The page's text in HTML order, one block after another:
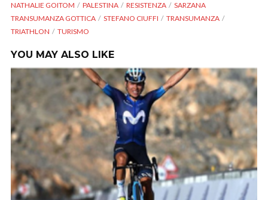
NATHALIE GOITOM
PALESTINA RESISTENZA
SARZANA
TRANSUMANZA GOTTICA
STEFANO CIUFFI
TRANSUMANZA
TRIATHLON
TURISMO
YOU MAY ALSO LIKE